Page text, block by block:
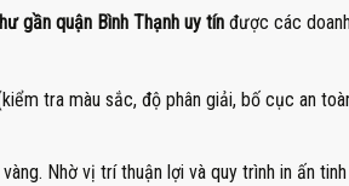
gần quận Bình Thạnh uy tín được các
tra màu sắc, độ phân giải, bố cục an
Nhờ vị trí thuận lợi và quy trình in ấn